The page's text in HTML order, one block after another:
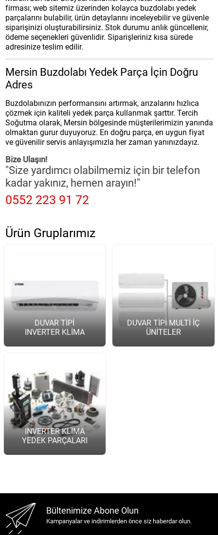
firması; web sitemiz üzerinden kolayca buzdolabı yedek
parçalarını bulabilir, ürün detaylarını inceleyebilir ve güvenle
siparişinizi oluşturabilirsiniz. Stok durumu anlık güncellenir,
ödeme seçenekleri güvenlidir. Siparişleriniz kısa sürede
adresinize teslim edilir.
Mersin Buzdolabı Yedek Parça İçin Doğru
Adres
Buzdolabınızın performansını artırmak, arızalarını hızlıca
çözmek için kaliteli yedek parça kullanmak şarttır. Tercih
Soğutma olarak, Mersin bölgesinde müşterilerimizin yanında
olmaktan gurur duyuyoruz. En doğru parça, en uygun fiyat
ve güvenilir servis anlayışımızla her zaman yanınızdayız.
Bize Ulaşın!
"Size yardımcı olabilmemiz için bir telefon
kadar yakınız, hemen arayın!"
0552 223 91 72
Ürün Gruplarımız
DUVAR TİPİ
INVERTER KLİMA
DUVAR TİPİ MULTİ İÇ
ÜNİTELER
INVERTER KLİMA
YEDEK PARÇALARI
Bültenimize Abone Olun
Kampanyalar ve indirimlerden önce siz haberdar olun.